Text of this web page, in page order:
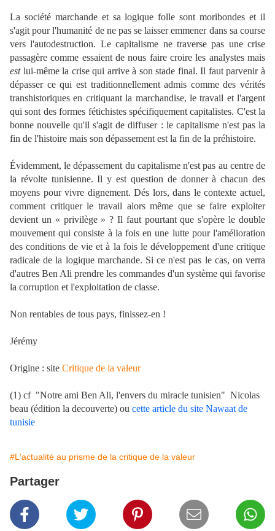
La société marchande et sa logique folle sont moribondes et il
s'agit pour l'humanité de ne pas se laisser emmener dans sa course
vers l'autodestruction. Le capitalisme ne traverse pas une crise
passagère comme essaient de nous faire croire les analystes mais
estlui-même la crise qui arrive à son stade final. Il faut parvenir à
dépasser ce qui est traditionnellement admis comme des vérités
transhistoriques en critiquant la marchandise, le travail et l'argent
qui sont des formes fétichistes spécifiquement capitalistes. C'est la
bonne nouvelle qu'il s'agit de diffuser : le capitalisme n'est pas la
fin de l'histoire mais son dépassement est la fin de la préhistoire.
Évidemment, le dépassement du capitalisme n'est pas au centre de
la révolte tunisienne. Il y est question de donner à chacun des
moyens pour vivre dignement. Dés lors, dans le contexte actuel,
comment critiquer le travail alors même que se faire exploiter
devient un « privilège » ? Il faut pourtant que s'opère le double
mouvement qui consiste à la fois en une lutte pour l'amélioration
des conditions de vie et à la fois le développement d'une critique
radicale de la logique marchande. Si ce n'est pas le cas, on verra
d'autres Ben Ali prendre les commandes d'un système qui favorise
la corruption et l'exploitation de classe.
Non rentables de tous pays, finissez-en !
Jérémy
Origine : site Critique de la valeur
(1) cf "Notre ami Ben Ali, l'envers du miracle tunisien" Nicolas
beau (édition la decouverte) ou cette article du site Nawaat de
tunisie
#L'actualité au prisme de la critique de la valeur
Partager